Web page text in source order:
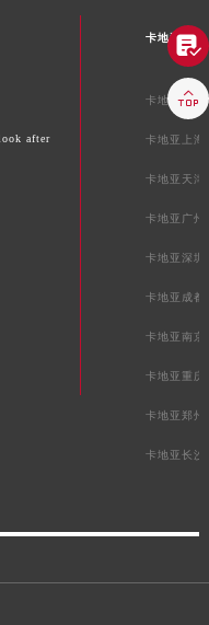
after
卡地亚中国
卡地亚北京
卡地亚上海
卡地亚天津
卡地亚广州
卡地亚深圳
卡地亚成都
卡地亚南京
卡地亚重庆
卡地亚郑州
卡地亚长沙

